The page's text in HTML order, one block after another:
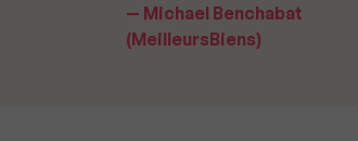
Michael Benchabat
(MeilleursBiens)